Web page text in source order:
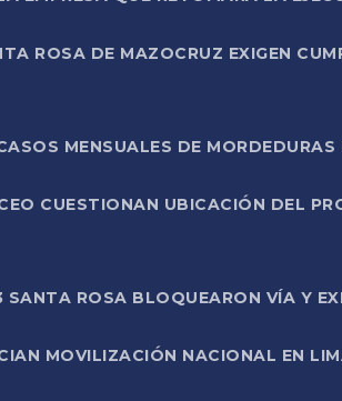
ROSA DE MAZOCRUZ EXIGEN
MENSUALES DE MORDEDURAS
CUESTIONAN UBICACIÓN DEL
ROSA BLOQUEARON VÍA Y
MOVILIZACIÓN NACIONAL EN